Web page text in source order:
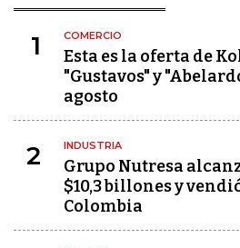
1 COMERCIO
Esta es la oferta de
"Gustavos" y
agosto
2 INDUSTRIA
Grupo Nutresa
$10,3 billones y
Colombia